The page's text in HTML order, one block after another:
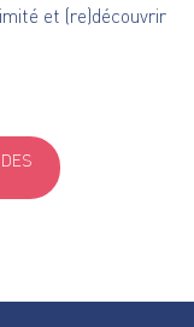
et (re)découvrir